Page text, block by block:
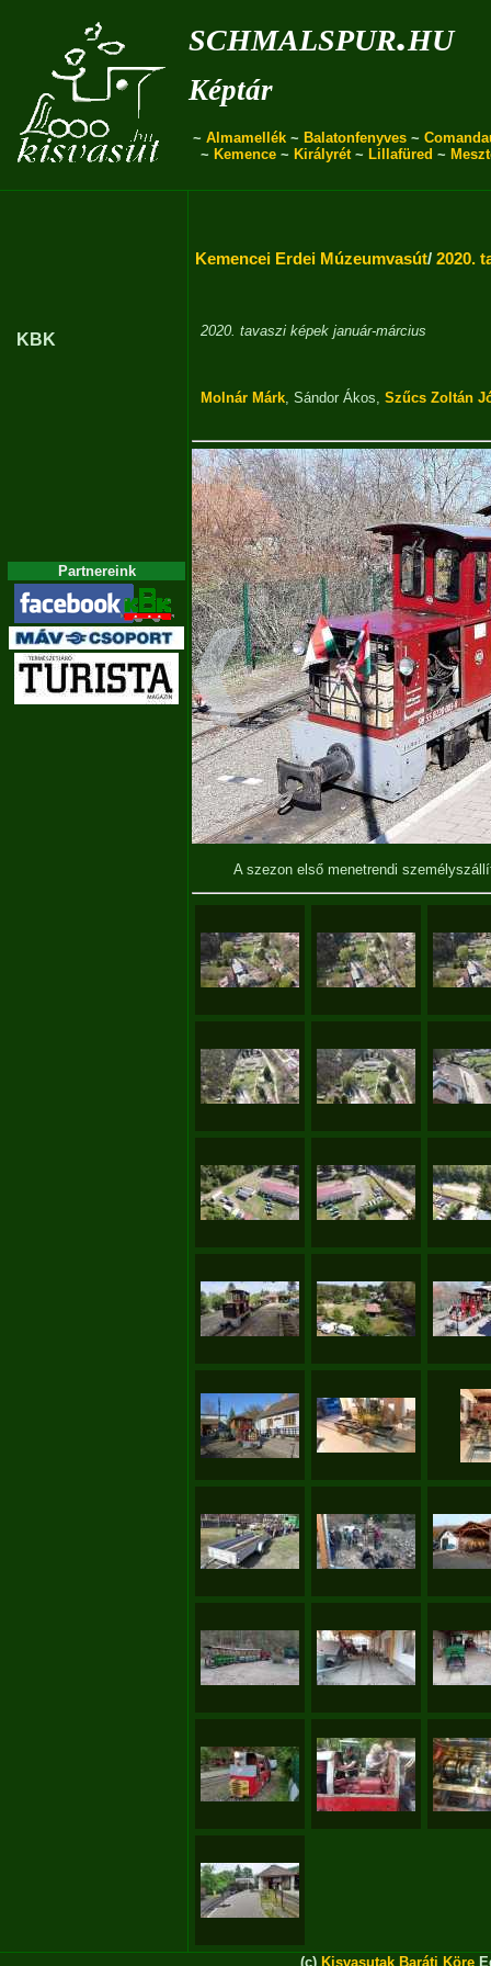
schmalspur.hu
Képtár
~ Almamellék ~ Balatonfenyves ~
~ Kemence~ Királyrét~ Lillafüred ~
KBK
Partnereink
Kemencei Erdei Múzeumvasút/ 2020.
2020. tavaszi képek január-március
Molnár Márk, Sándor Ákos, Szűcs Zoltán
A szezon első menetrendi
(c) Kisvasutak Baráti Köre